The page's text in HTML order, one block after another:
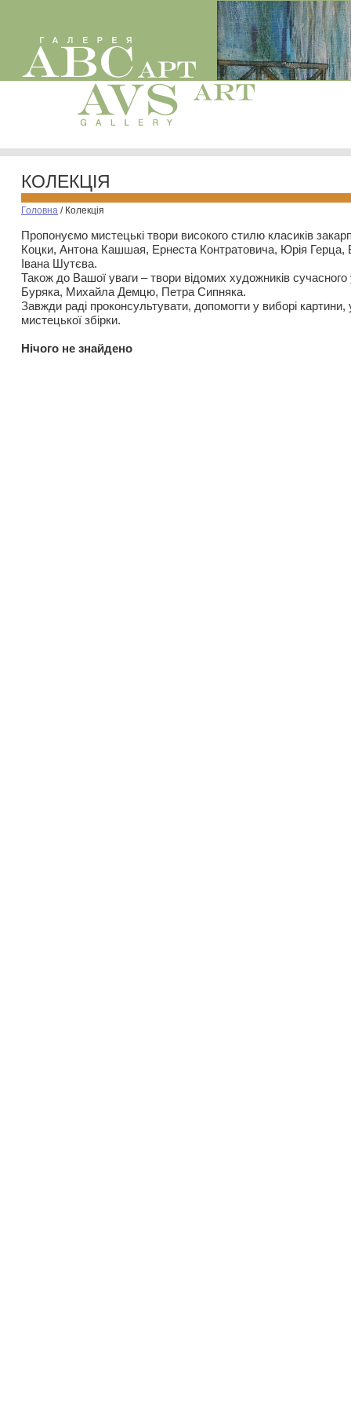
КОЛЕКЦІЯ
Головна / Колекція
Пропонуємо мистецькі твори високого стилю класиків
Коцки, Антона Кашшая, Ернеста Контратовича, Юрія
Івана Шутєва.
Також до Вашої уваги – твори відомих художників
Буряка, Михайла Демцю, Петра Сипняка.
Завжди раді проконсультувати, допомогти у виборі картини,
мистецької збірки.
Нiчого не знайдено